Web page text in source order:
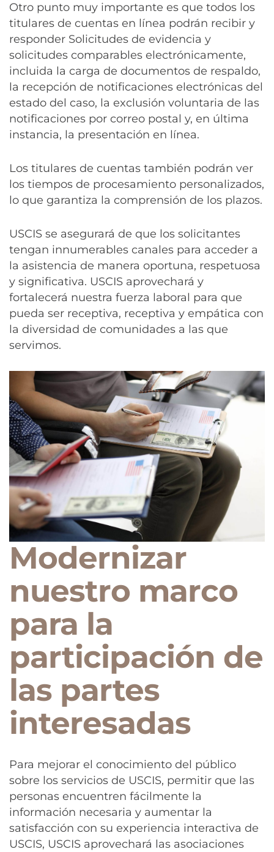
Otro punto muy importante es que todos los
titulares de cuentas en línea podrán recibir y
responder Solicitudes de evidencia y
solicitudes comparables electrónicamente,
incluida la carga de documentos de respaldo,
la recepción de notificaciones electrónicas del
estado del caso, la exclusión voluntaria de las
notificaciones por correo postal y, en última
instancia, la presentación en línea.
Los titulares de cuentas también podrán ver
los tiempos de procesamiento personalizados,
lo que garantiza la comprensión de los plazos.
USCIS se asegurará de que los solicitantes
tengan innumerables canales para acceder a
la asistencia de manera oportuna, respetuosa
y significativa. USCIS aprovechará y
fortalecerá nuestra fuerza laboral para que
pueda ser receptiva, receptiva y empática con
la diversidad de comunidades a las que
servimos.
Modernizar
nuestro marco
para la
participación de
las partes
interesadas
Para mejorar el conocimiento del público
sobre los servicios de USCIS, permitir que las
personas encuentren fácilmente la
información necesaria y aumentar la
satisfacción con su experiencia interactiva de
USCIS, USCIS aprovechará las asociaciones